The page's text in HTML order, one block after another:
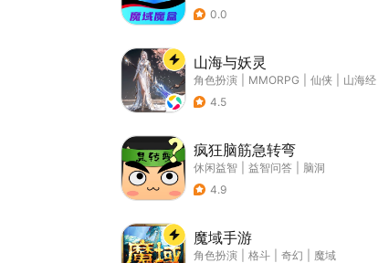
0.0
山海与妖灵
角色扮演 MMORPG 仙侠
山海经
4.5
疯狂脑筋急转弯
休闲益智 益智问答
脑洞
4.9
魔域手游
角色扮演 格斗 奇幻
魔域